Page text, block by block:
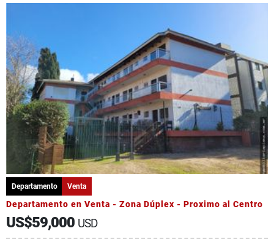
Departamento Venta
Departamento en Venta - Zona Dúplex - Proximo al Centro
US$59,000 USD